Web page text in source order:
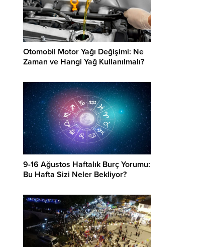
Otomobil Motor Yağı Değişimi: Ne
Zaman ve Hangi Yağ Kullanılmalı?
9-16 Ağustos Haftalık Burç Yorumu:
Bu Hafta Sizi Neler Bekliyor?